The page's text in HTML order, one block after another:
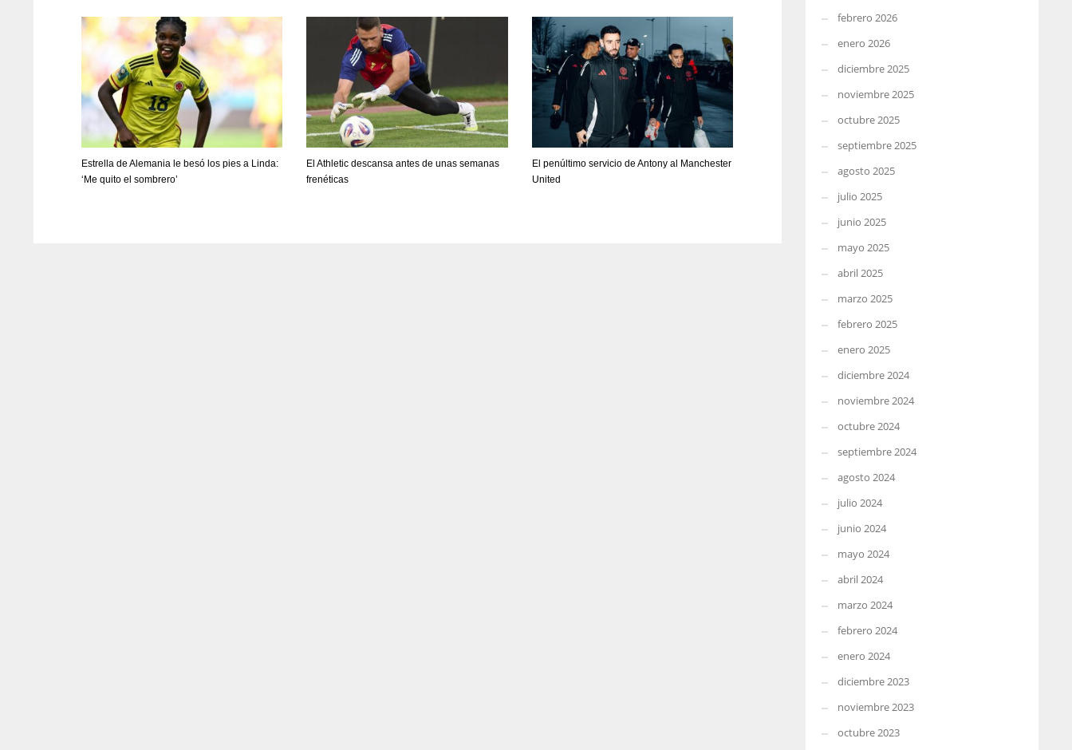
Estrella de Alemania le besó los pies a Linda:
‘Me quito el sombrero’
El Athletic descansa antes de unas semanas
frenéticas
El penúltimo servicio de Antony al Manchester
United
febrero 2026
enero 2026
diciembre 2025
noviembre 2025
octubre 2025
septiembre 2025
agosto 2025
julio 2025
junio 2025
mayo 2025
abril 2025
marzo 2025
febrero 2025
enero 2025
diciembre 2024
noviembre 2024
octubre 2024
septiembre 2024
agosto 2024
julio 2024
junio 2024
mayo 2024
abril 2024
marzo 2024
febrero 2024
enero 2024
diciembre 2023
noviembre 2023
octubre 2023